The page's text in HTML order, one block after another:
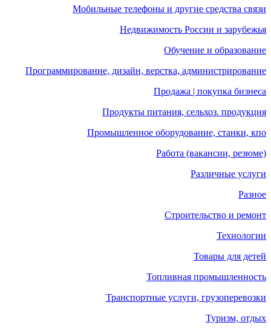
Мобильные телефоны и другие средства связи
Недвижимость России и зарубежья
Обучение и образование
Программирование, дизайн, верстка, администрирование
Продажа | покупка бизнеса
Продукты питания, сельхоз. продукция
Промышленное оборудование, станки, кпо
Работа (вакансии, резюме)
Различные услуги
Разное
Строительство и ремонт
Технологии
Товары для детей
Топливная промышленность
Транспортные услуги, грузоперевозки
Туризм, отдых